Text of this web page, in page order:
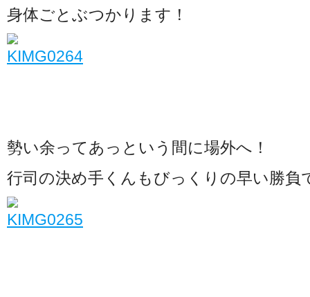
身体ごとぶつかります！
勢い余ってあっという間に場外へ！
行司の決め手くんもびっくりの早い勝負